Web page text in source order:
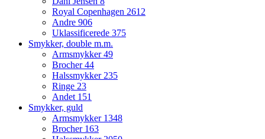
Royal Copenhagen 2612
Andre 906
Uklassificerede 375
Smykker, double m.m.
Armsmykker49
Brocher44
Halssmykker 235
Ringe 23
Andet 151
Smykker, guld
Armsmykker 1348
Brocher 163